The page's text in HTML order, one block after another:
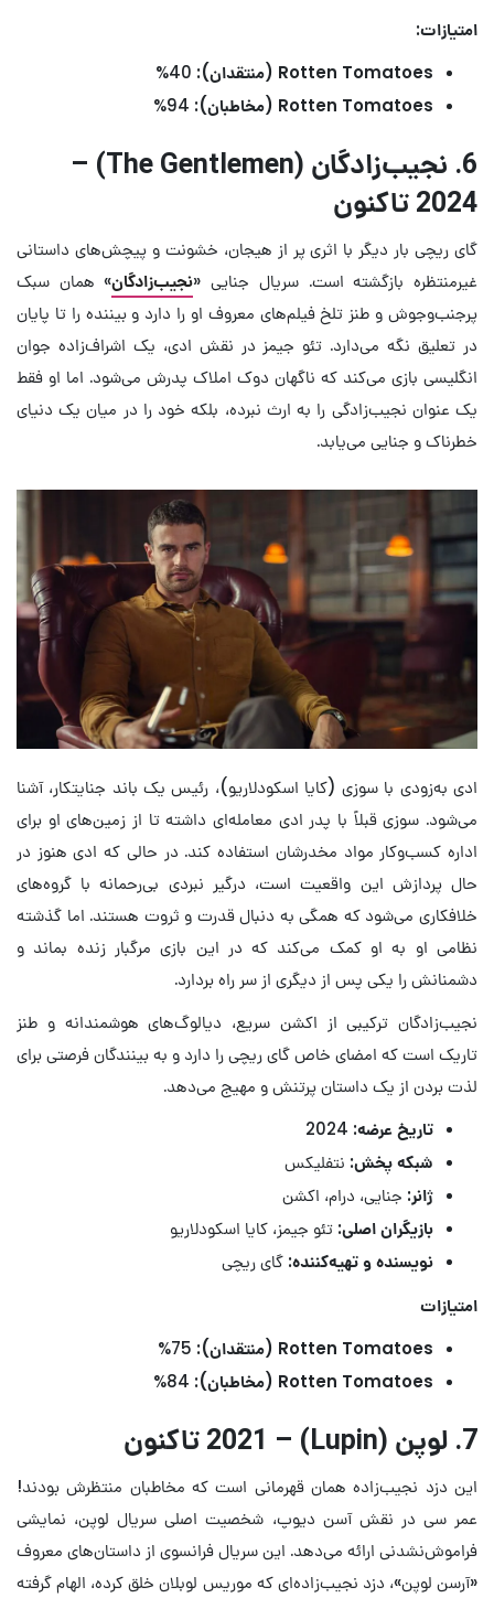
امتیازات:
Rotten Tomatoes (منتقدان):
Rotten Tomatoes (مخاطبان):
6. نجیب‌زادگان (The Gentlemen) –
2024 تاکنون
گای ریچی بار دیگر با اثری پر از هیجان، خشونت و پیچش‌های داستانی
غیرمنتظره بازگشته است. سریال جنایی «نجیب‌زادگان» همان سبک
پرجنب‌وجوش و طنز تلخ فیلم‌های معروف او را دارد و بیننده را تا پایان
در تعلیق نگه می‌دارد. تئو جیمز در نقش ادی، یک اشراف‌زاده جوان
انگلیسی بازی می‌کند که ناگهان دوک املاک پدرش می‌شود. اما او فقط
یک عنوان نجیب‌زادگی را به ارث نبرده، بلکه خود را در میان یک دنیای
خطرناک و جنایی می‌یابد.
ادی به‌زودی با سوزی (کایا اسکودلاریو)، رئیس یک باند جنایتکار، آشنا
می‌شود. سوزی قبلاً با پدر ادی معامله‌ای داشته تا از زمین‌های او برای
اداره کسب‌وکار مواد مخدرشان استفاده کند. در حالی که ادی هنوز در
حال پردازش این واقعیت است، درگیر نبردی بی‌رحمانه با گروه‌های
خلافکاری می‌شود که همگی به دنبال قدرت و ثروت هستند. اما گذشته
نظامی او به او کمک می‌کند که در این بازی مرگبار زنده بماند و
دشمنانش را یکی پس از دیگری از سر راه بردارد.
نجیب‌زادگان ترکیبی از اکشن سریع، دیالوگ‌های هوشمندانه و طنز
تاریک است که امضای خاص گای ریچی را دارد و به بینندگان فرصتی برای
لذت بردن از یک داستان پرتنش و مهیج می‌دهد.
تاریخ عرضه:
شبکه پخش: نتفلیکس
ژانر: جنایی، درام، اکشن
بازیگران اصلی: تئو جیمز، کایا اسکودلاریو
نویسنده و تهیه‌کننده: گای ریچی
امتیازات
Rotten Tomatoes (منتقدان):
Rotten Tomatoes (مخاطبان):
7. لوپن (Lupin) – 2021 تاکنون
این دزد نجیب‌زاده همان قهرمانی است که مخاطبان منتظرش بودند!
عمر سی در نقش آسن دیوپ، شخصیت اصلی سریال لوپن، نمایشی
فراموش‌نشدنی ارائه می‌دهد. این سریال فرانسوی از داستان‌های معروف
«آرسن لوپن»، دزد نجیب‌زاده‌ای که موریس لوبلان خلق کرده، الهام گرفته